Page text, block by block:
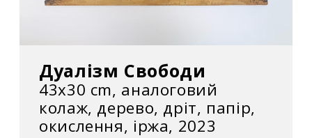
Фантазії» галерея «Wunjo-Art»(Вунджо-Арт),
Дуалізм Свободи
43x30 cm, аналоговий
колаж, дерево, дріт, папір,
окислення, іржа, 2023